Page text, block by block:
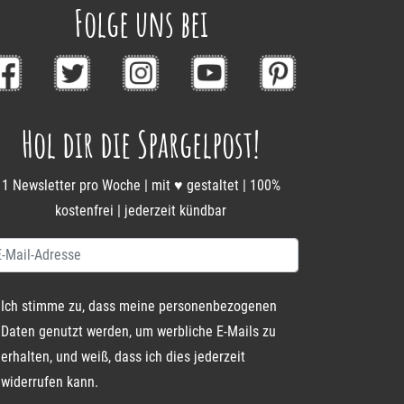
Folge uns bei
Hol dir die Spargelpost!
1 Newsletter pro Woche | mit ♥ gestaltet | 100%
kostenfrei | jederzeit kündbar
Ich stimme zu, dass meine personenbezogenen
Daten genutzt werden, um werbliche E-Mails zu
erhalten, und weiß, dass ich dies jederzeit
widerrufen kann.